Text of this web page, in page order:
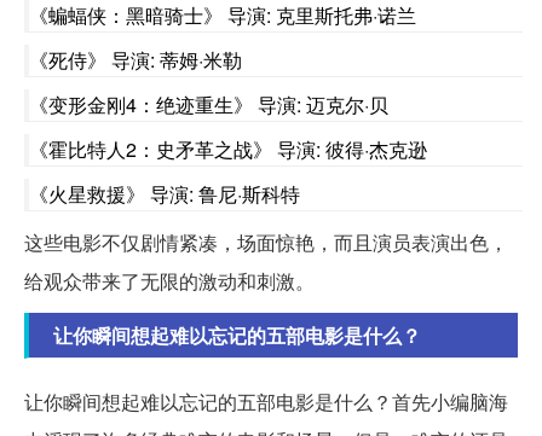
《蝙蝠侠：黑暗骑士》 导演: 克里斯托弗·诺兰
《死侍》 导演: 蒂姆·米勒
《变形金刚4：绝迹重生》 导演: 迈克尔·贝
《霍比特人2：史矛革之战》 导演: 彼得·杰克逊
《火星救援》 导演: 鲁尼·斯科特
这些电影不仅剧情紧凑，场面惊艳，而且演员表演出色，
给观众带来了无限的激动和刺激。
让你瞬间想起难以忘记的五部电影是什么？
让你瞬间想起难以忘记的五部电影是什么？首先小编脑海